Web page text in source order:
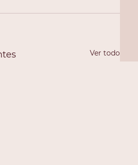
Ver todo